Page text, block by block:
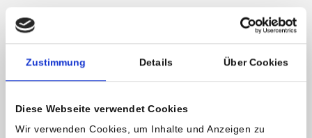
Zustimmung Details Über Cookies
Diese Webseite verwendet Cookies
Wir verwenden Cookies, um Inhalte und Anzeigen zu
DON’T: Zu warme Kleidung
Ziehen Sie sich nicht zu warm an! Bei Trainingsbeginn soll es
leicht zu kühl sein. Der Körper wird durch die Muskelaktivität
auskühlen. Das Risiko einer Verkühlung steigt.